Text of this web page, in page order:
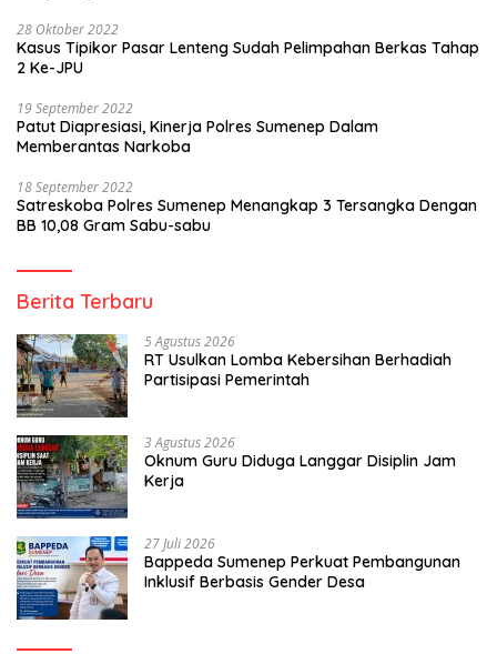
28 Oktober 2022
Kasus Tipikor Pasar Lenteng Sudah Pelimpahan Berkas Tahap
2 Ke-JPU
19 September 2022
Patut Diapresiasi, Kinerja Polres Sumenep Dalam
Memberantas Narkoba
18 September 2022
Satreskoba Polres Sumenep Menangkap 3 Tersangka Dengan
BB 10,08 Gram Sabu-sabu
Berita Terbaru
5 Agustus 2026
RT Usulkan Lomba Kebersihan Berhadiah
Partisipasi Pemerintah
3 Agustus 2026
Oknum Guru Diduga Langgar Disiplin Jam
Kerja
27 Juli 2026
Bappeda Sumenep Perkuat Pembangunan
Inklusif Berbasis Gender Desa